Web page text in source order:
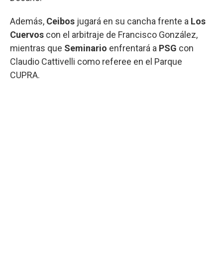
Además, Ceibos jugará en su cancha frente a Los
Cuervos con el arbitraje de Francisco González,
mientras que Seminario enfrentará a PSG con
Claudio Cattivelli como referee en el Parque
CUPRA.